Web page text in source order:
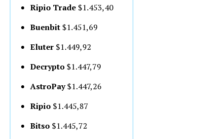
Ripio Trade $1.453,40
Buenbit $1.451,69
Eluter $1.449,92
Decrypto $1.447,79
AstroPay$1.447,26
Ripio $1.445,87
Bitso $1.445,72